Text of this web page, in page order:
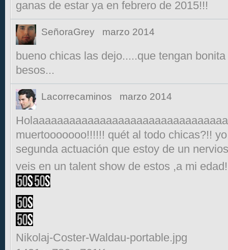
ganas de estar ya en febrero de 2015!!!
SeñoraGrey marzo 2014
bueno chicas las dejo.....que tengan
besos...
Lacorrecaminos marzo 2014
muertooooooo!!!!!! quét al todo chicas?!!
segunda actuación que estoy de un
veis en un talent show de estos ,a mi
Nikolaj-Coster-Waldau-portable.jpg